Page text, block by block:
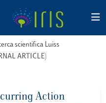
scientifica Luiss
ARTICLE)
Action